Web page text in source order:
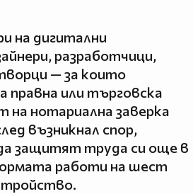
на дигитални
разработчици,
— за които
правна или търговска
нотариална заверка
възникнал спор,
защитят труда си още в
работи на шест